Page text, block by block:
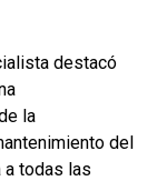
destacó
la
del
a todas las